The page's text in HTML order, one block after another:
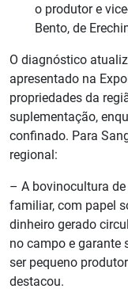
o produtor e
Bento, de
O diagnóstico
apresentado na
propriedades da
suplementação,
confinado. Para
regional:
– A bovinocultura
familiar, com papel
dinheiro gerado
no campo e garante
ser pequeno
destacou.